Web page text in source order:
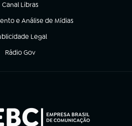
Canal Libras
(abre em nova aba)
e Análise de Mídias
aba)
Legal
em nova aba)
Rádio Gov
(abre em nova aba)